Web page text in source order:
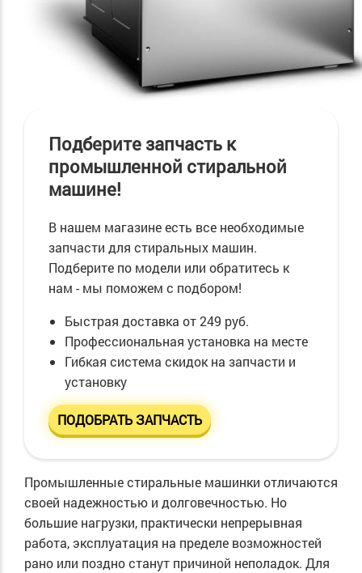
Подберите запчасть к
промышленной стиральной
машине!
В нашем магазине есть все необходимые
запчасти для стиральных машин.
Подберите по модели или обратитесь к
нам - мы поможем с подбором!
Быстрая доставка от 249 руб.
Профессиональная установка на месте
Гибкая система скидок на запчасти и
установку
ПОДОБРАТЬ ЗАПЧАСТЬ
Промышленные стиральные машинки отличаются
своей надежностью и долговечностью. Но
большие нагрузки, практически непрерывная
работа, эксплуатация на пределе возможностей
рано или поздно станут причиной неполадок. Для